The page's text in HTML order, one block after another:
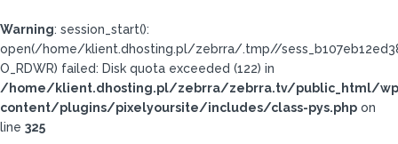
Warning: session_start():
open(/home/klient.dhosting.pl/zebrra/.tmp//
O_RDWR) failed: Disk quota exceeded (122) in
/home/klient.dhosting.pl/zebrra/zebrra.tv/public_html/
content/plugins/pixelyoursite/includes/class-pys.php on
line 325